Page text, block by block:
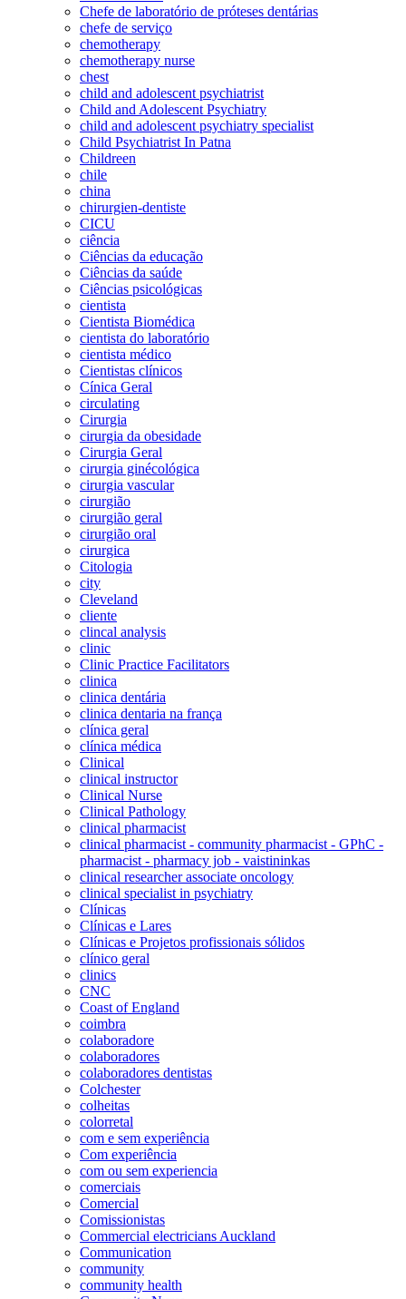
Chefe de laboratório de próteses dentárias
chefe de serviço
chemotherapy
chemotherapy nurse
chest
child and adolescent psychiatrist
Child and Adolescent Psychiatry
child and adolescent psychiatry specialist
Child Psychiatrist In Patna
Childreen
chile
china
chirurgien-dentiste
CICU
ciência
Ciências da educação
Ciências da saúde
Ciências psicológicas
cientista
Cientista Biomédica
cientista do laboratório
cientista médico
Cientistas clínicos
Cínica Geral
circulating
Cirurgia
cirurgia da obesidade
Cirurgia Geral
cirurgia ginécológica
cirurgia vascular
cirurgião
cirurgião geral
cirurgião oral
cirurgica
Citologia
city
Cleveland
cliente
clincal analysis
clinic
Clinic Practice Facilitators
clinica
clinica dentária
clinica dentaria na frança
clínica geral
clínica médica
Clinical
clinical instructor
Clinical Nurse
Clinical Pathology
clinical pharmacist
clinical pharmacist - community pharmacist - GPhC -
pharmacist - pharmacy job - vaistininkas
clinical researcher associate oncology
clinical specialist in psychiatry
Clínicas
Clínicas e Lares
Clínicas e Projetos profissionais sólidos
clínico geral
clinics
CNC
Coast of England
coimbra
colaboradore
colaboradores
colaboradores dentistas
Colchester
colheitas
colorretal
com e sem experiência
Com experiência
com ou sem experiencia
comerciais
Comercial
Comissionistas
Commercial electricians Auckland
Communication
community
community health